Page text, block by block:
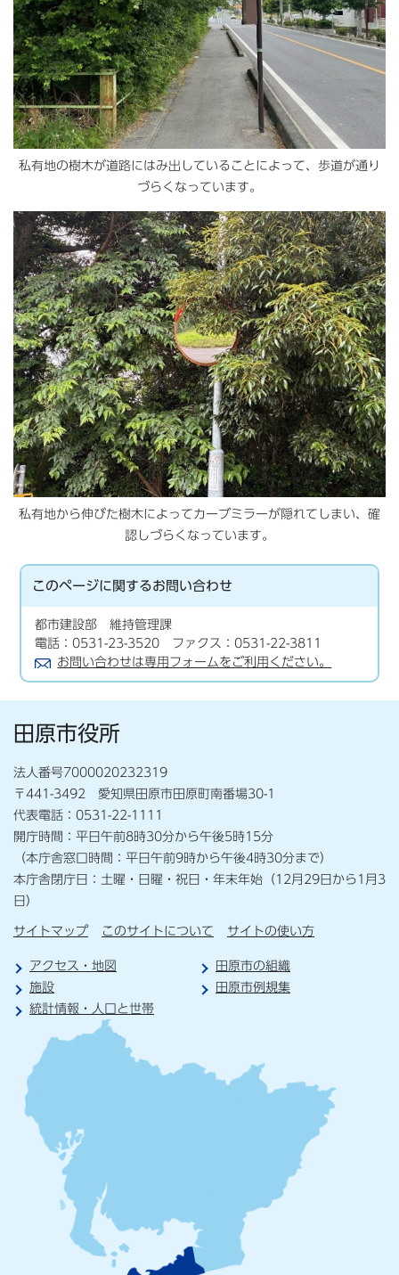
私有地の樹木が道路にはみ出していることによって、歩道が通り
づらくなっています。
私有地から伸びた樹木によってカーブミラーが隠れてしまい、確
認しづらくなっています。
このページに関するお問い合わせ
都市建設部 維持管理課
電話：0531-23-3520 ファクス：0531-22-3811
お問い合わせは専用フォームをご利用ください。
田原市役所
法人番号7000020232319
〒441-3492 愛知県田原市田原町南番場30-1
代表電話：0531-22-1111
開庁時間：平日午前8時30分から午後5時15分
（本庁舎窓口時間：平日午前9時から午後4時30分まで）
本庁舎閉庁日：土曜・日曜・祝日・年末年始（12月29日から1月3
日）
サイトマップ このサイトについて サイトの使い方
アクセス・地図
田原市の組織
施設
田原市例規集
統計情報・人口と世帯